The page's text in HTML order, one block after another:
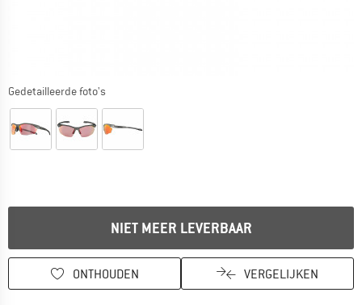
Gedetailleerde foto's
NIET MEER LEVERBAAR
ONTHOUDEN VERGELIJKEN